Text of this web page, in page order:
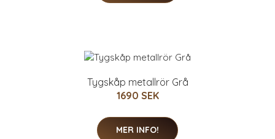
Tygskåp metallrör Grå
1690 SEK
MER INFO!